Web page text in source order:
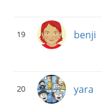
19 benji
20 yara